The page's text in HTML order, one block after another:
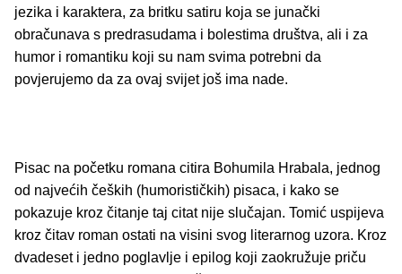
jezika i karaktera, za britku satiru koja se junački
obračunava s predrasudama i bolestima društva, ali i za
humor i romantiku koji su nam svima potrebni da
povjerujemo da za ovaj svijet još ima nade.
Pisac na početku romana citira Bohumila Hrabala, jednog
od najvećih čeških (humorističkih) pisaca, i kako se
pokazuje kroz čitanje taj citat nije slučajan. Tomić uspijeva
kroz čitav roman ostati na visini svog literarnog uzora. Kroz
dvadeset i jedno poglavlje i epilog koji zaokružuje priču